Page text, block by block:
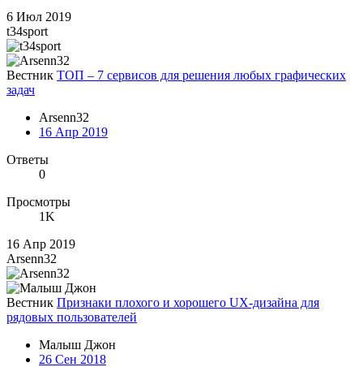
6 Июл 2019
t34sport
Вестник ТОП – 7 сервисов для решения любых графических
задач
Arsenn32
16 Апр 2019
Ответы
0
Просмотры
1K
16 Апр 2019
Arsenn32
Вестник Признаки плохого и хорошего UX-дизайна для
рядовых пользователей
Малыш Джон
26 Сен 2018